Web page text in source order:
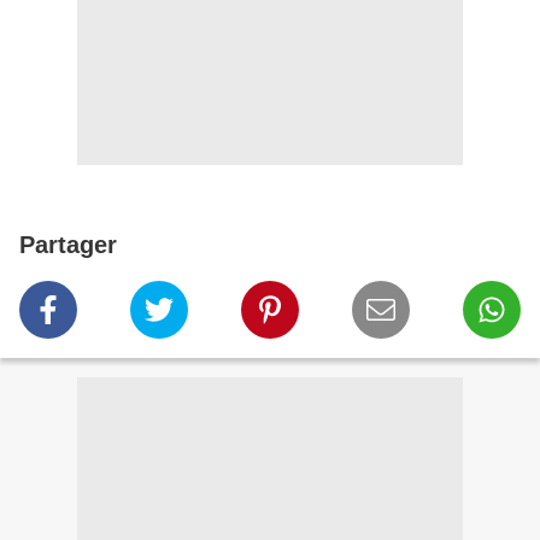
Partager